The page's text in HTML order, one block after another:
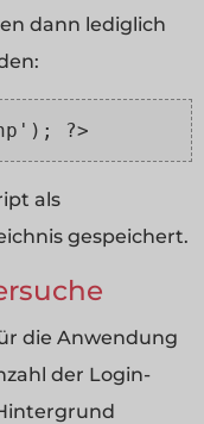
dann lediglich
?>
als
gespeichert.
die Anwendung
der Login-